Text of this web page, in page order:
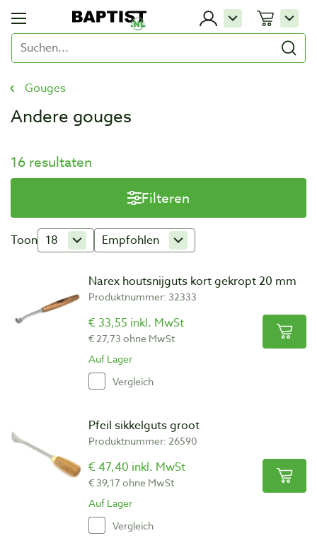
Gouges
Andere gouges
16 resultaten
Filteren
Toon 18 Empfohlen
Narex houtsnijguts kort gekropt 20 mm
Produktnummer: 32333
€ 33,55 inkl. MwSt
€ 27,73 ohne MwSt
Auf Lager
Vergleich
Pfeil sikkelguts groot
Produktnummer: 26590
€ 47,40 inkl. MwSt
€ 39,17 ohne MwSt
Auf Lager
Vergleich